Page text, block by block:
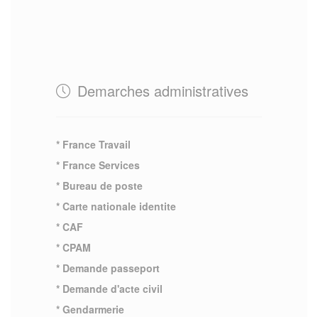
Demarches administratives
* France Travail
* France Services
* Bureau de poste
* Carte nationale identite
* CAF
* CPAM
* Demande passeport
* Demande d'acte civil
* Gendarmerie